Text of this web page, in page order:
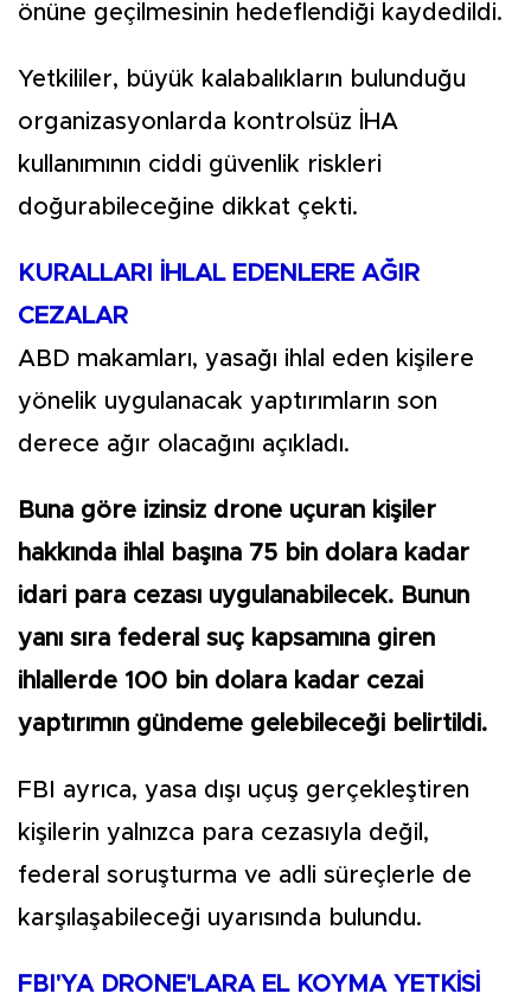
önüne geçilmesinin hedeflendiği kaydedildi.
Yetkililer, büyük kalabalıkların bulunduğu
organizasyonlarda kontrolsüz İHA
kullanımının ciddi güvenlik riskleri
doğurabileceğine dikkat çekti.
KURALLARI İHLAL EDENLERE AĞIR
CEZALAR
ABD makamları, yasağı ihlal eden kişilere
yönelik uygulanacak yaptırımların son
derece ağır olacağını açıkladı.
Buna göre izinsiz drone uçuran kişiler
hakkında ihlal başına 75 bin dolara kadar
idari para cezası uygulanabilecek. Bunun
yanı sıra federal suç kapsamına giren
ihlallerde 100 bin dolara kadar cezai
yaptırımın gündeme gelebileceği belirtildi.
FBI ayrıca, yasa dışı uçuş gerçekleştiren
kişilerin yalnızca para cezasıyla değil,
federal soruşturma ve adli süreçlerle de
karşılaşabileceği uyarısında bulundu.
FBI'YA DRONE'LARA EL KOYMA YETKİSİ